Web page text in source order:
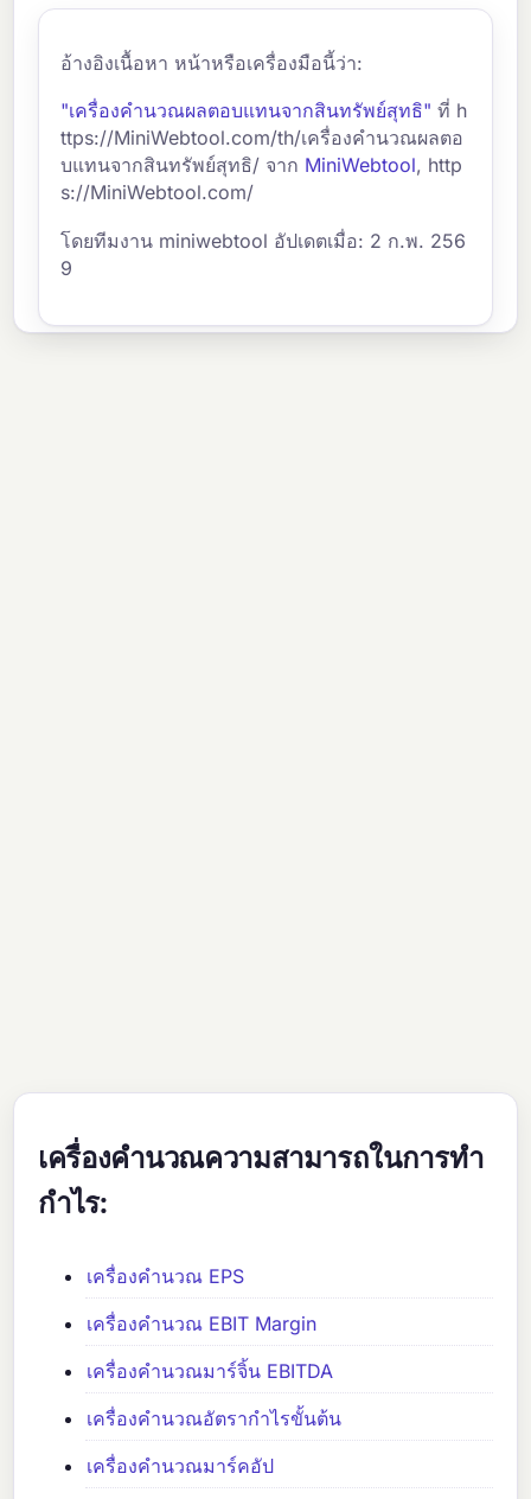
อ้างอิงเนื้อหา หน้าหรือเครื่องมือนี้ว่า:
"เครื่องคำนวณผลตอบแทนจากสินทรัพย์สุทธิ" ที่ h
ttps://MiniWebtool.com/th/เครื่องคำนวณผลตอ
บแทนจากสินทรัพย์สุทธิ/ จาก MiniWebtool, http
s://MiniWebtool.com/
โดยทีมงาน miniwebtool อัปเดตเมื่อ: 2 ก.พ. 256
9
เครื่องคำนวณความสามารถในการทำ
กำไร:
เครื่องคำนวณ EPS
เครื่องคำนวณ EBIT Margin
เครื่องคำนวณมาร์จิ้น EBITDA
เครื่องคำนวณอัตรากำไรขั้นต้น
เครื่องคำนวณมาร์คอัป